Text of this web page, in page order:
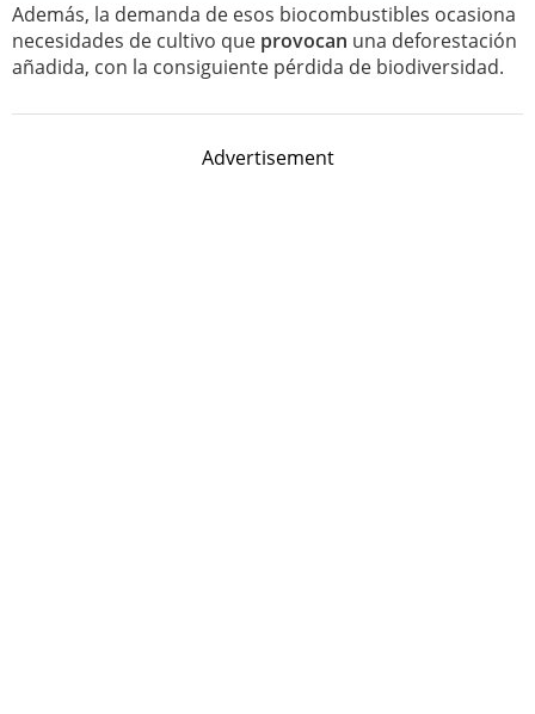
Además, la demanda de esos biocombustibles ocasiona
necesidades de cultivo que provocan una deforestación
añadida, con la consiguiente pérdida de biodiversidad.
Advertisement